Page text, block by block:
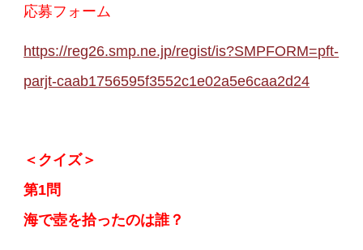
応募フォーム
https://reg26.smp.ne.jp/regist/is?SMPFORM=pft-
parjt-caab1756595f3552c1e02a5e6caa2d24
＜クイズ＞
第1問
海で壺を拾ったのは誰？